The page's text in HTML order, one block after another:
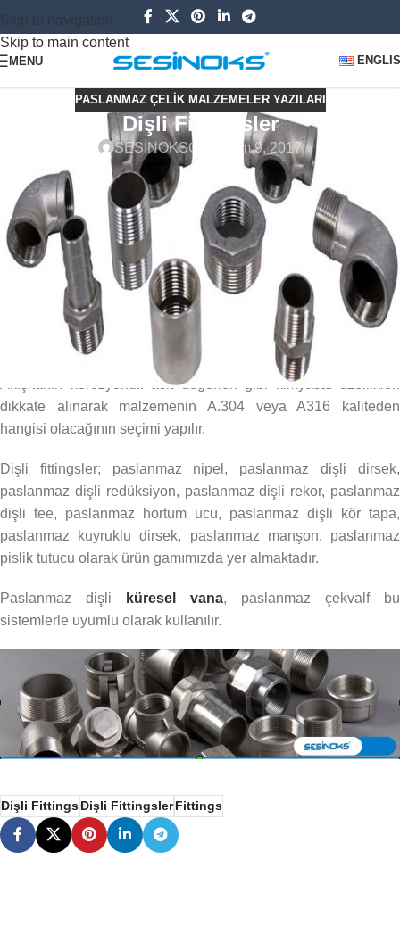
Skip to navigation
Skip to main content
MENU
PASLANMAZ ÇELIK MALZEMELER YAZILARI
Dişli Fittingsler
SESİNOKSOn Kasım 9, 2017
Paslanmaz Dişli Fittingsler, Proses hatlarında hijyen
gerektirmeyen uygulamalarda kullanılır. En önemli tercih
nedeni boru hatlarında hızlı montaj yapılabilmesidir. Kaynaklı
bağlantı kullanılan hatlarda ise kesme ve düzeltme işlemlerinin
yeniden yapılması için daha fazla zaman harcanması
gerekmektedir.
Genellikle piyasada 10 bar (150lbs) basıncı geçmeyen boru
hatlarında kullanılması tercih edilir
Akışkanın korozyonu.. asit değerleri gibi kimyasal özellikleri
dikkate alınarak malzemenin A.304 veya A316 kaliteden
hangisi olacağının seçimi yapılır.
Dişli fittingsler; paslanmaz nipel, paslanmaz dişli dirsek,
paslanmaz dişli redüksiyon, paslanmaz dişli rekor, paslanmaz
dişli tee, paslanmaz hortum ucu, paslanmaz dişli kör tapa,
paslanmaz kuyruklu dirsek, paslanmaz manşon, paslanmaz
pislik tutucu olarak ürün gamımızda yer almaktadır.
Paslanmaz dişli küresel vana, paslanmaz çekvalf bu
sistemlerle uyumlu olarak kullanılır.
Dişli FittingsDişli FittingslerFittings